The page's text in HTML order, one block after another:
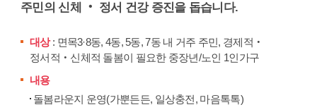
주민의 신체 ‧ 정서 건강 증진을 돕습니다.
대상: 면목3·8동, 4동, 5동, 7동 내 거주 주민, 경제적‧
정서적‧신체적 돌봄이 필요한 중장년/노인 1인가구
내용
돌봄라운지 운영(가뿐든든, 일상충전, 마음톡톡)